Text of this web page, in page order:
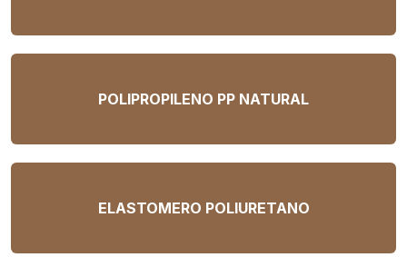
POLIPROPILENO PP NATURAL
ELASTOMERO POLIURETANO